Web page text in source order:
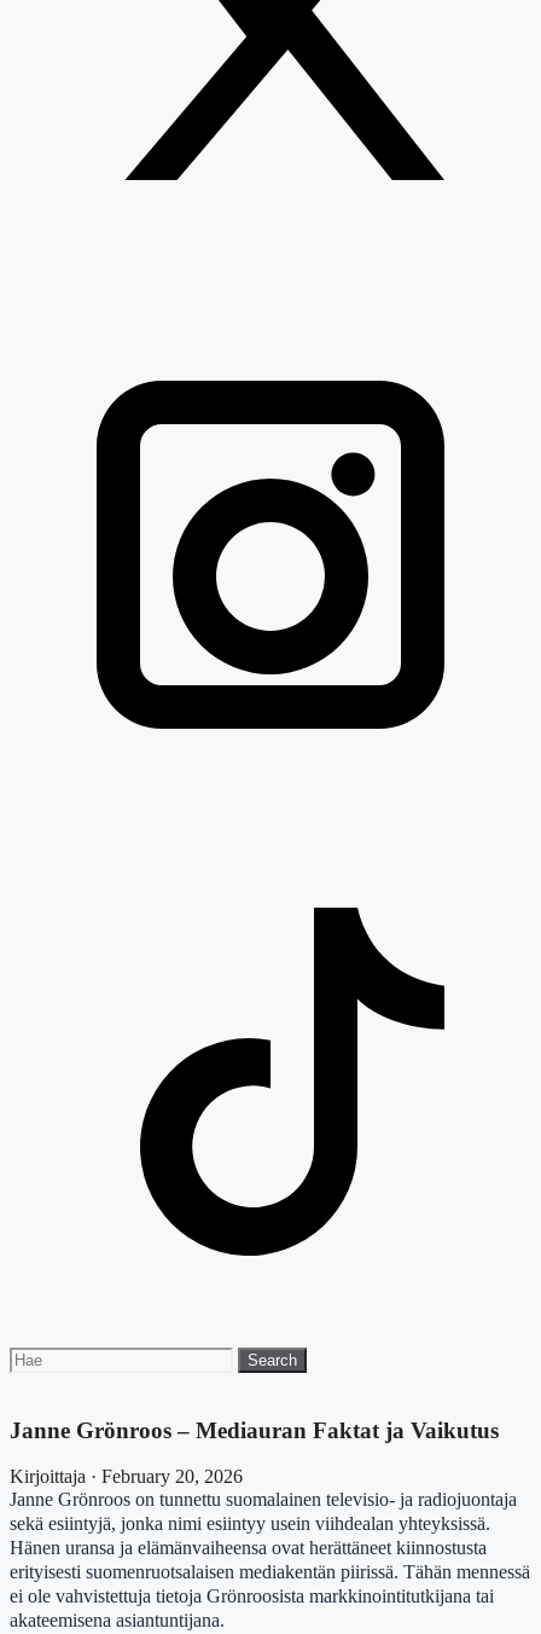
Search
for:
Search
Janne Grönroos – Mediauran Faktat ja Vaikutus
Kirjoittaja · February 20, 2026
Janne Grönroos on tunnettu suomalainen televisio- ja radiojuontaja
sekä esiintyjä, jonka nimi esiintyy usein viihdealan yhteyksissä.
Hänen uransa ja elämänvaiheensa ovat herättäneet kiinnostusta
erityisesti suomenruotsalaisen mediakentän piirissä. Tähän mennessä
ei ole vahvistettuja tietoja Grönroosista markkinointitutkijana tai
akateemisena asiantuntijana.